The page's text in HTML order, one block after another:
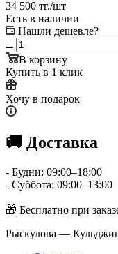
34 500 тг./шт
Есть в наличии
Нашли дешевле?
В корзину
Купить в 1 клик
Хочу в подарок
🚚 Доставка
- Будни: 09:00–18:00
- Суббота: 09:00–13:00
🎁 Бесплатно при
Рыскулова —